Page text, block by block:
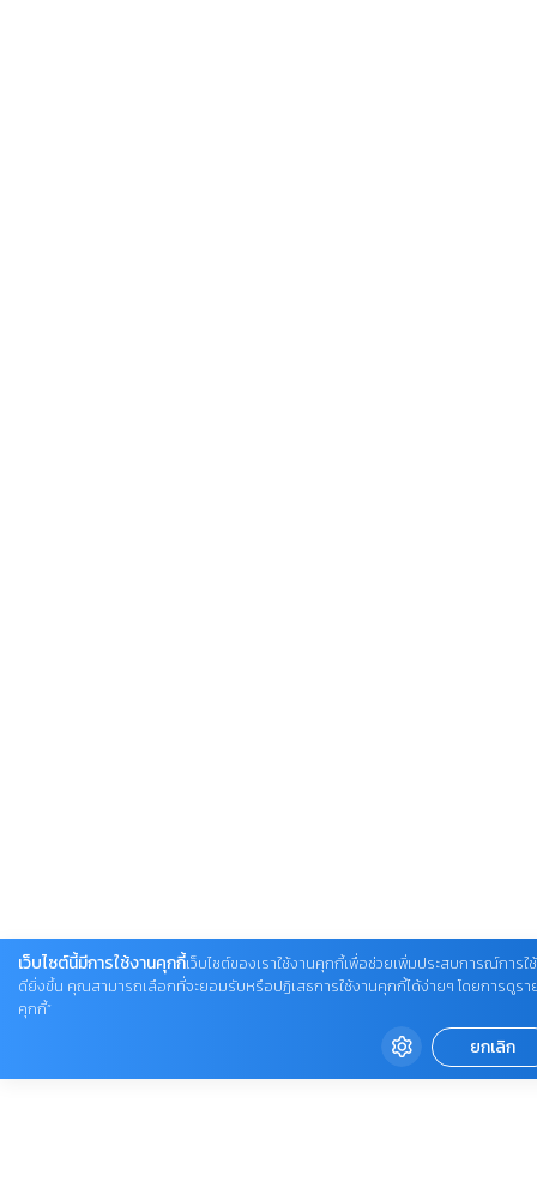
เว็บไซต์นี้มีการใช้งานคุกกี้เว็บไซต์ของเราใช้งานคุกกี้เพื่อช่วยเพิ่มประสบการณ์การใ
ดียิ่งขึ้น คุณสามารถเลือกที่จะยอมรับหรือปฏิเสธการใช้งานคุกกี้ได้ง่ายๆ โดยการดูรา
คุกกี้”
ยกเลิก